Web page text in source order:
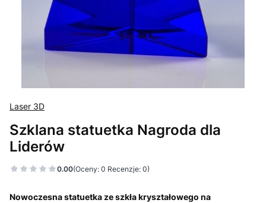
Laser 3D
Szklana statuetka Nagroda dla
Liderów
0.00(Oceny: 0 Recenzje: 0)
Nowoczesna statuetka ze szkła kryształowego na